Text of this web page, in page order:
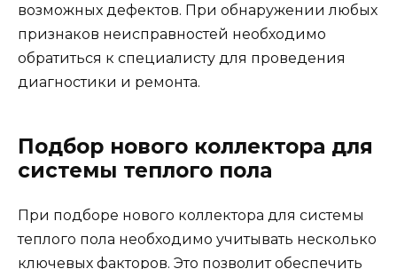
возможных дефектов. При обнаружении любых
признаков неисправностей необходимо
обратиться к специалисту для проведения
диагностики и ремонта.
Подбор нового коллектора для
системы теплого пола
При подборе нового коллектора для системы
теплого пола необходимо учитывать несколько
ключевых факторов. Это позволит обеспечить